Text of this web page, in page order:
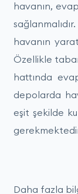
havanın,
havanın
Özellikle
hattında
depolarda
eşit şekilde
Daha fazla